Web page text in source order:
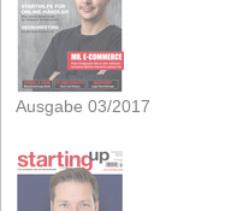
Ausgabe 03/2017